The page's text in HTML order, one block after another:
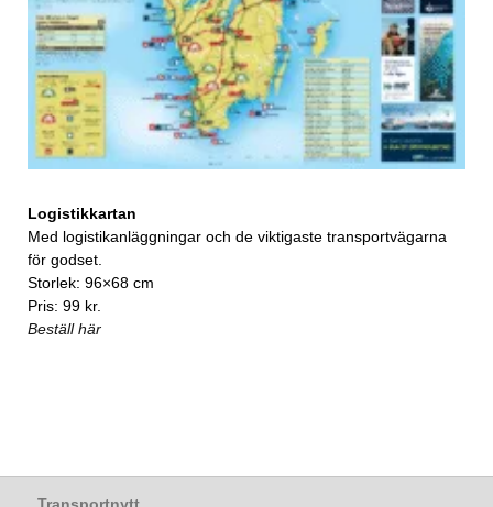
Logistikkartan
Med logistikanläggningar och de viktigaste transportvägarna
för godset.
Storlek: 96×68 cm
Pris: 99 kr.
Beställ här